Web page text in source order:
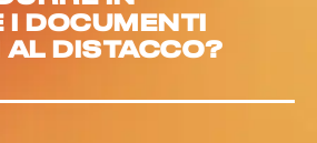
I DOCUMENTI
DISTACCO?